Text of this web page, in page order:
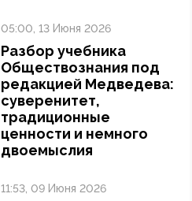
05:00, 13 Июня 2026
Разбор учебника
Обществознания под
редакцией Медведева:
суверенитет,
традиционные
ценности и немного
двоемыслия
11:53, 09 Июня 2026